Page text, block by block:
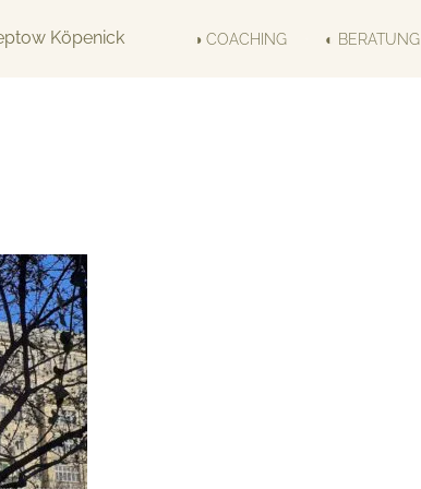
◑ COACHING ◐ BERATUNG